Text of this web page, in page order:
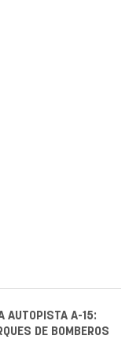
AUTOPISTA A-15:
DE BOMBEROS